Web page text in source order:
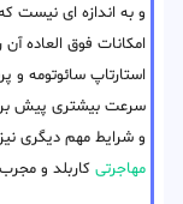
و به اندازه ای نیست
امکانات فوق العاده آن
استارتاپ سائوتومه و
سرعت بیشتری پیش برد.
و شرایط مهم دیگری
مهاجرتی کاربلد و